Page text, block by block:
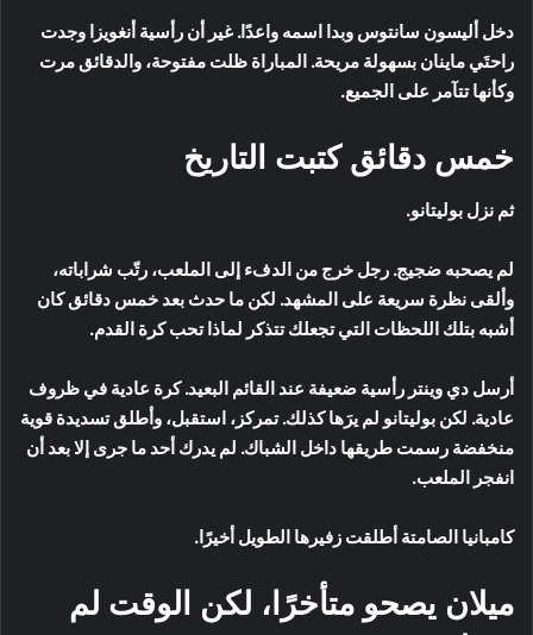
دخل أليسون سانتوس وبدا اسمه واعدًا. غير أن رأسية أنغويزا وجدت
راحتَي ماينان بسهولة مريحة. المباراة ظلت مفتوحة، والدقائق مرت
وكأنها تتآمر على الجميع.
خمس دقائق كتبت التاريخ
ثم نزل بوليتانو.
لم يصحبه ضجيج. رجل خرج من الدفء إلى الملعب، رتّب شراباته،
وألقى نظرة سريعة على المشهد. لكن ما حدث بعد خمس دقائق كان
أشبه بتلك اللحظات التي تجعلك تتذكر لماذا تحب كرة القدم.
أرسل دي وينتر رأسية ضعيفة عند القائم البعيد. كرة عادية في ظروف
عادية. لكن بوليتانو لم يرَها كذلك. تمركز، استقبل، وأطلق تسديدة قوية
منخفضة رسمت طريقها داخل الشباك. لم يدرك أحد ما جرى إلا بعد أن
انفجر الملعب.
كامبانيا الصامتة أطلقت زفيرها الطويل أخيرًا.
ميلان يصحو متأخرًا، لكن الوقت لم